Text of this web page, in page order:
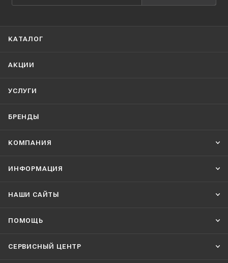
КАТАЛОГ
АКЦИИ
УСЛУГИ
БРЕНДЫ
КОМПАНИЯ
ИНФОРМАЦИЯ
НАШИ CАЙТЫ
ПОМОЩЬ
СЕРВИСНЫЙ ЦЕНТР